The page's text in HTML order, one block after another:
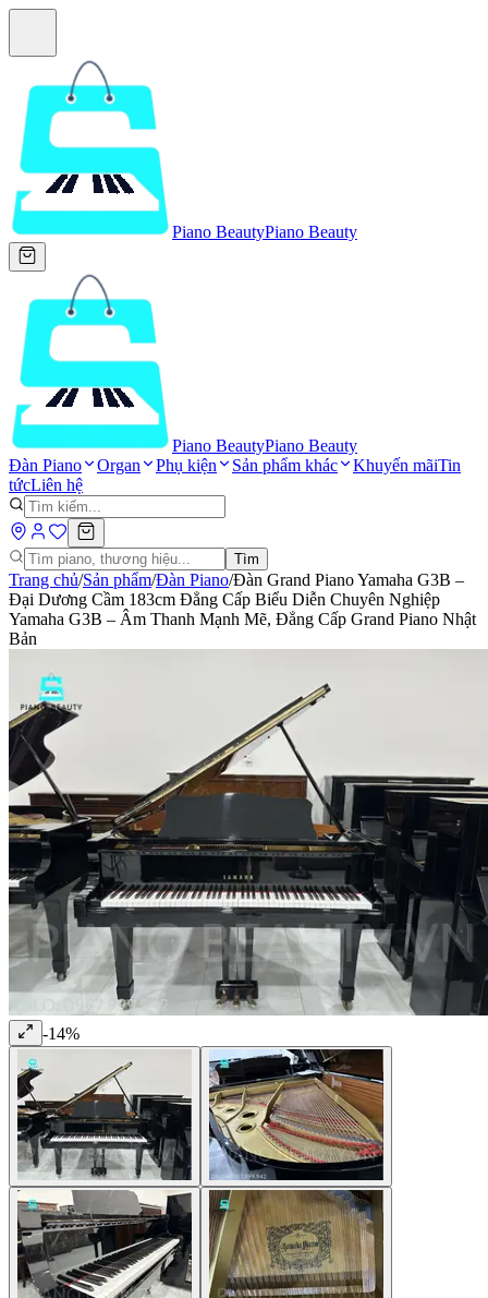
Piano BeautyPiano Beauty
Piano BeautyPiano Beauty
Đàn Piano
Organ Phụ kiện Sản phẩm khác Khuyến mãiTin
tứcLiên hệ
Tìm
Trang chủ/Sản phẩm/Đàn Piano/Đàn Grand Piano Yamaha G3B –
Đại Dương Cầm 183cm Đẳng Cấp Biểu Diễn Chuyên Nghiệp
Yamaha G3B – Âm Thanh Mạnh Mẽ, Đẳng Cấp Grand Piano Nhật
Bản
-14%